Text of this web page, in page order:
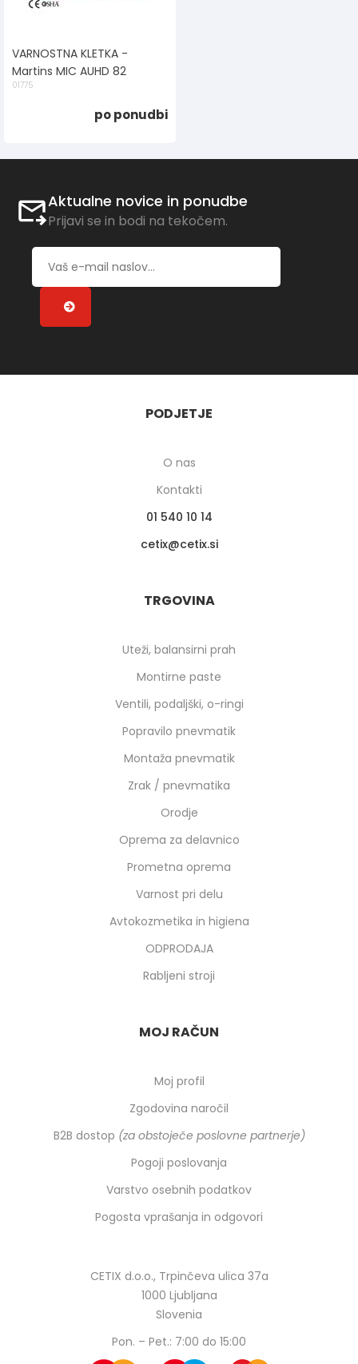
VARNOSTNA KLETKA -
Martins MIC AUHD 82
01775
po ponudbi
Aktualne novice in ponudbe
Prijavi se in bodi na tekočem.
PODJETJE
O nas
Kontakti
01 540 10 14
cetix
cetix.si
TRGOVINA
Uteži, balansirni prah
Montirne paste
Ventili, podaljški, o-ringi
Popravilo pnevmatik
Montaža pnevmatik
Zrak / pnevmatika
Orodje
Oprema za delavnico
Prometna oprema
Varnost pri delu
Avtokozmetika in higiena
ODPRODAJA
Rabljeni stroji
MOJ RAČUN
Moj profil
Zgodovina naročil
B2B dostop (za obstoječe poslovne partnerje)
Pogoji poslovanja
Varstvo osebnih podatkov
Pogosta vprašanja in odgovori
CETIX d.o.o., Trpinčeva ulica 37a
1000 Ljubljana
Slovenia
Pon. – Pet.: 7:00 do 15:00